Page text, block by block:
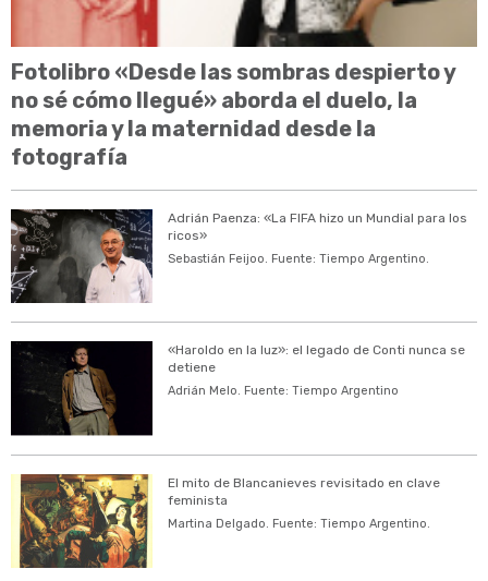
Fotolibro «Desde las sombras despierto y
no sé cómo llegué» aborda el duelo, la
memoria y la maternidad desde la
fotografía
Adrián Paenza: «La FIFA hizo un Mundial para los
ricos»
Sebastián Feijoo. Fuente: Tiempo Argentino.
«Haroldo en la luz»: el legado de Conti nunca se
detiene
Adrián Melo. Fuente: Tiempo Argentino
El mito de Blancanieves revisitado en clave
feminista
Martina Delgado. Fuente: Tiempo Argentino.